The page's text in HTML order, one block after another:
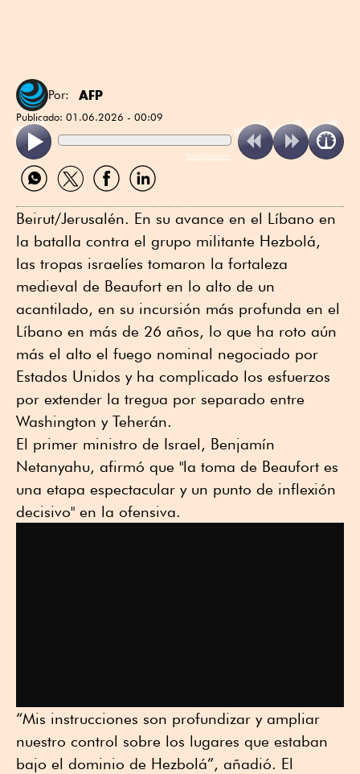
Por: AFP
Publicado: 01.06.2026 - 00:09
ReadSpeaker
Compartir
por
Compartir
por
Compartir
por
Compartir
por
Beirut/Jerusalén. En su avance en el Líbano en
la batalla contra el grupo militante Hezbolá,
las tropas israelíes tomaron la fortaleza
medieval de Beaufort en lo alto de un
acantilado, en su incursión más profunda en el
Líbano en más de 26 años, lo que ha roto aún
más el alto el fuego nominal negociado por
Estados Unidos y ha complicado los esfuerzos
por extender la tregua por separado entre
Washington y Teherán.
El primer ministro de Israel, Benjamín
Netanyahu, afirmó que "la toma de Beaufort es
una etapa espectacular y un punto de inflexión
decisivo" en la ofensiva.
“Mis instrucciones son profundizar y ampliar
nuestro control sobre los lugares que estaban
bajo el dominio de Hezbolá”, añadió. El